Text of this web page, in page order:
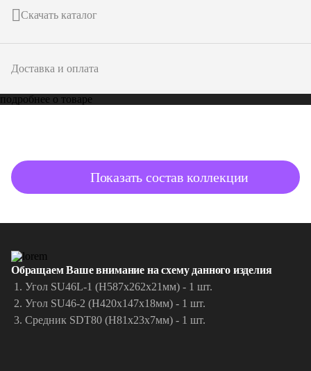
Скачать каталог
Доставка и оплата
подробнее о товаре
Показать состав коллекции
Обращаем Ваше внимание на схему данного изделия
Угол SU46L-1 (H587x262x21мм) - 1 шт.
Угол SU46-2 (H420x147x18мм) - 1 шт.
Средник SDT80 (H81х23x7мм) - 1 шт.